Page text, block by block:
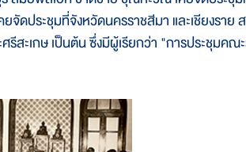
จัดประชุมที่จังหวัดนครราชสีมา และเชียงรา
สะเกษ เป็นต้น ซึ่งมีผู้เรียกว่า "การประชุมคณ